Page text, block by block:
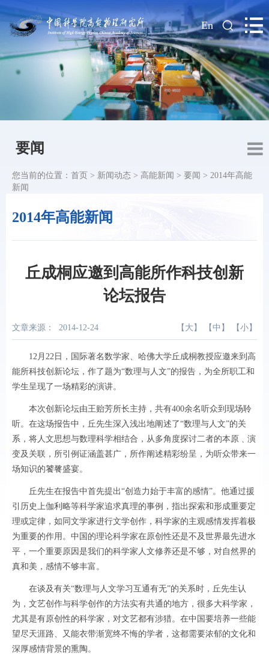
| En
要闻
2014年高能新闻
您当前的位置： 首页 > 新闻动态 > 高能新闻 > 要闻 > 2014年高能
新闻
丘成桐应邀到高能所作科技创新
论坛报告
文章来源： 2014-12-24 【 大 】 【 中 】 【 小 】
12月 22 日，国际著名数学家、哈佛大学丘成桐教授应邀来到高
能所科技创新论坛，作了题为“数理与人文”的报告，为全所职工和
学生呈现了一场精彩的演讲。
本次创新论坛由王贻芳所长主持，共有400余名听众到现场聆
听。在这场报告中，丘先生深入浅出地阐述了“数理与人文”的关
系，将人文思想与数理科学相结合，从多角度探讨二者的本原﹑演
变及关联，所引例证涵盖甚广，所作阐述精彩纷呈，为听众带来一
场知识的饕餮盛宴。
丘先生在报告中首先提出“创造力始于丰富的感情”。他通过援
引历史上伽利略等科学家追求真理的事例，指出探索和形成重要定
理或定律，如同文学家进行文学创作，科学家的主观感情发挥着极
为重要的作用。中国的理论科学家在原创性还是不及世界最先进水
平，一个重要原因是我们的科学家人文修养还是不够，对自然界的
真和美，感情不够丰富。
在谈及有关“数理与人文学习互通有无”的关系时，丘先生认
为，文艺创作与科学创作的方法实有共通的地方，很多大科学家，
尤其是有原创性的科学家，对文艺都有涉猎。在中国要培养一些能
望尽天涯路、又能衣带渐宽终不悔的学者，这都需要浓郁的文化和
深厚感情背景的熏陶。